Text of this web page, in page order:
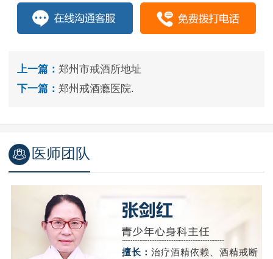
上一篇： 郑州市戒酒所地址
下一篇： 郑州戒酒瘾医院.
医师团队
擅长：治疗酒精依赖、酒精戒断